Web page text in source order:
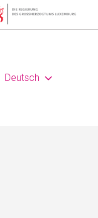
Deutsch